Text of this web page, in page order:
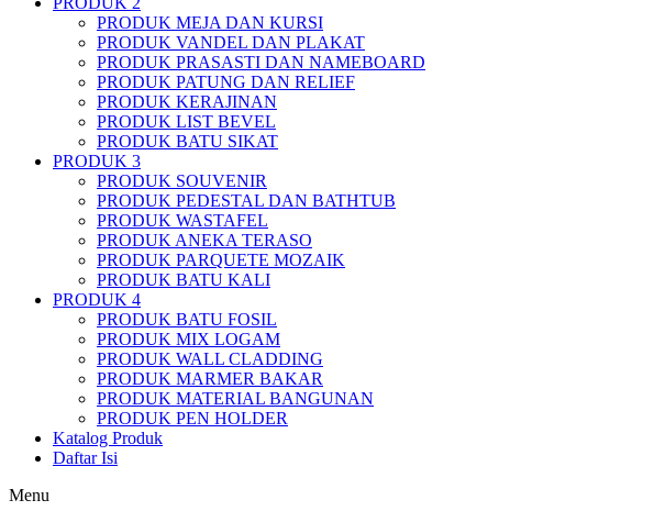
PRODUK MEJA DAN KURSI
PRODUK VANDEL DAN PLAKAT
PRODUK PRASASTI DAN NAMEBOARD
PRODUK PATUNG DAN RELIEF
PRODUK KERAJINAN
PRODUK LIST BEVEL
PRODUK BATU SIKAT
PRODUK 3
PRODUK SOUVENIR
PRODUK PEDESTAL DAN BATHTUB
PRODUK WASTAFEL
PRODUK ANEKA TERASO
PRODUK PARQUETE MOZAIK
PRODUK BATU KALI
PRODUK 4
PRODUK BATU FOSIL
PRODUK MIX LOGAM
PRODUK WALL CLADDING
PRODUK MARMER BAKAR
PRODUK MATERIAL BANGUNAN
PRODUK PEN HOLDER
Katalog Produk
Daftar Isi
Menu